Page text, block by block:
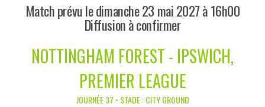
Match prévu le dimanche 23 mai 2027 à 16h00
Diffusion à confirmer
NOTTINGHAM FOREST - IPSWICH,
PREMIER LEAGUE
JOURNÉE 37 • STADE : CITY GROUND